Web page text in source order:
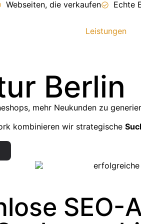
Webseiten, die verkaufen Echte
Leistungen
Berlin
mehr Neukunden zu
kombinieren wir strategische
SEO-